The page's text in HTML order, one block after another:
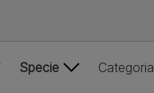
Specie Categoria